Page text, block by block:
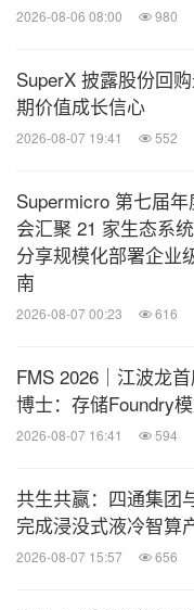
2026-08-06 08:00 980
SuperX 披露股份回
期价值成长信心
2026-08-07 19:41 552
Supermicro 第七届
会汇聚 21 家生态系统
分享规模化部署企业
南
2026-08-07 00:23 616
FMS 2026｜江波龙
博士：存储Foundry
2026-08-07 16:41 594
共生共赢：四通集团
完成浸没式液冷智算
2026-08-07 15:57 656